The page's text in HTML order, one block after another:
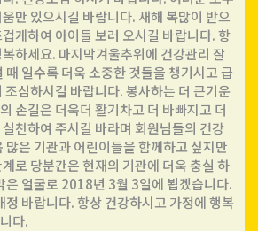
만 있으시길 바랍니다. 새해 복많이 받으
게하여 아이들 보러 오시길 바랍니다. 항
하세요. 마지막겨울추위에 건강관리 잘
일수록 더욱 소중한 것들을 챙기시고 급
조심하시길 바랍니다. 봉사하는 더 큰기운
손길은 더욱더 활기차고 더 바빠지고 더
천하여 주시길 바라며 회원님들의 건강
많은 기관과 어린이들을 함께하고 싶지만
로 당분간은 현재의 기관에 더욱 충실 하
은 얼굴로 2018년 3월 3일에 뵙겠습니다.
바랍니다. 항상 건강하시고 가정에 행복
다.